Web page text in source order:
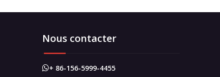
Nous contacter
+ 86-156-5999-4455